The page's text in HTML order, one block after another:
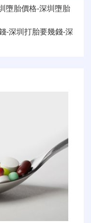
墮胎價格-深圳墮胎
-深圳打胎要幾錢-深